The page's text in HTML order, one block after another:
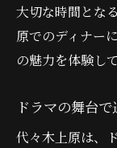
大切な時間とな
原でのディナー
の魅力を体験し
ドラマの舞台
代々木上原は、